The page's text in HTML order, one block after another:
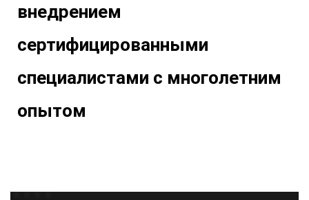
внедрением
сертифицированными
специалистами с многолетним
опытом